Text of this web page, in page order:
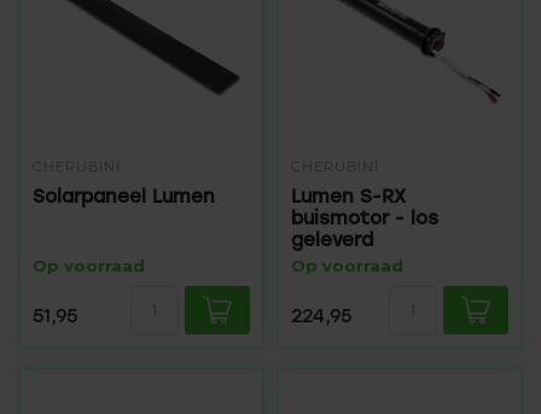
CHERUBINI
Solarpaneel Lumen
Op voorraad
51,95
CHERUBINI
Lumen S-RX
buismotor - los
geleverd
Op voorraad
224,95